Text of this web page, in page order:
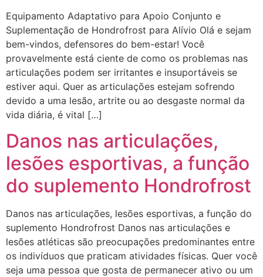
Equipamento Adaptativo para Apoio Conjunto e
Suplementação de Hondrofrost para Alívio Olá e sejam
bem-vindos, defensores do bem-estar! Você
provavelmente está ciente de como os problemas nas
articulações podem ser irritantes e insuportáveis se
estiver aqui. Quer as articulações estejam sofrendo
devido a uma lesão, artrite ou ao desgaste normal da
vida diária, é vital […]
Danos nas articulações,
lesões esportivas, a função
do suplemento Hondrofrost
Danos nas articulações, lesões esportivas, a função do
suplemento Hondrofrost Danos nas articulações e
lesões atléticas são preocupações predominantes entre
os indivíduos que praticam atividades físicas. Quer você
seja uma pessoa que gosta de permanecer ativo ou um